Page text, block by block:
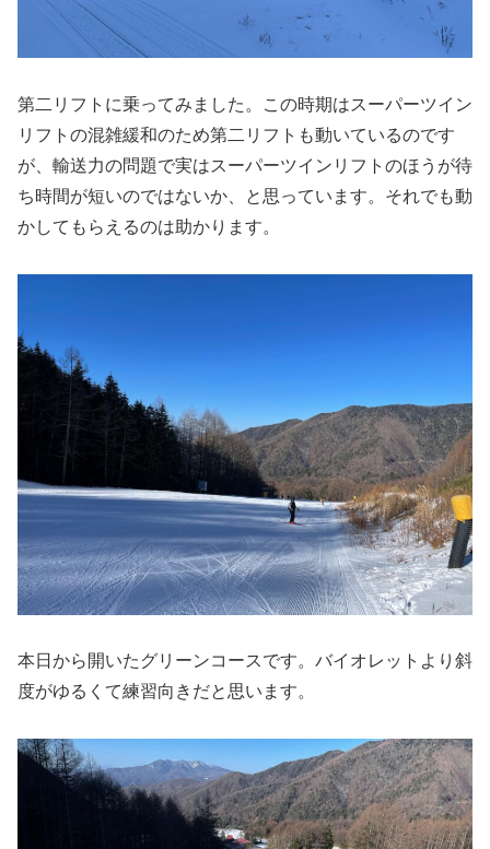
第二リフトに乗ってみました。この時期はスーパーツイン
リフトの混雑緩和のため第二リフトも動いているのです
が、輸送力の問題で実はスーパーツインリフトのほうが待
ち時間が短いのではないか、と思っています。それでも動
かしてもらえるのは助かります。
本日から開いたグリーンコースです。バイオレットより斜
度がゆるくて練習向きだと思います。